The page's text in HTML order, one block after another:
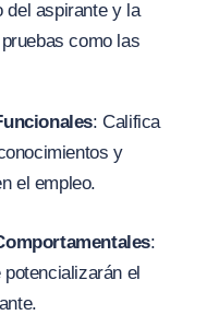
del aspirante y la
como las
: Califica
y
el empleo.
:
el